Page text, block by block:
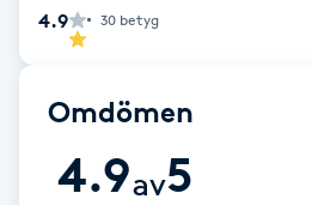
Coachning
Color correction
Cryoterapi
4.9 30 betyg
Omdömen
4.9av5